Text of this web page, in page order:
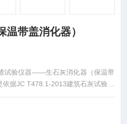
温带盖消化器）
试验仪器——生石灰消化器（保温带
据JC T478.1-2013建筑石灰试验方
要求生产。 生石灰产浆量是
表示。